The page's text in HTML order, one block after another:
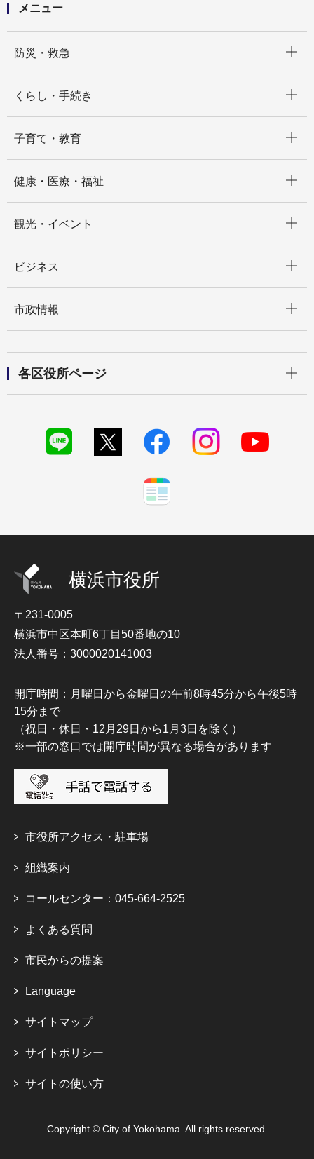
メニュー
防災・救急
くらし・手続き
子育て・教育
健康・医療・福祉
観光・イベント
ビジネス
市政情報
各区役所ページ
横浜市役所
〒231-0005
横浜市中区本町6丁目50番地の10
法人番号：3000020141003
開庁時間：月曜日から金曜日の午前8時45分から午後5時
15分まで
（祝日・休日・12月29日から1月3日を除く）
※一部の窓口では開庁時間が異なる場合があります
市役所アクセス・駐車場
組織案内
コールセンター：045-664-2525
よくある質問
市民からの提案
Language
サイトマップ
サイトポリシー
サイトの使い方
Copyright © City of Yokohama. All rights reserved.